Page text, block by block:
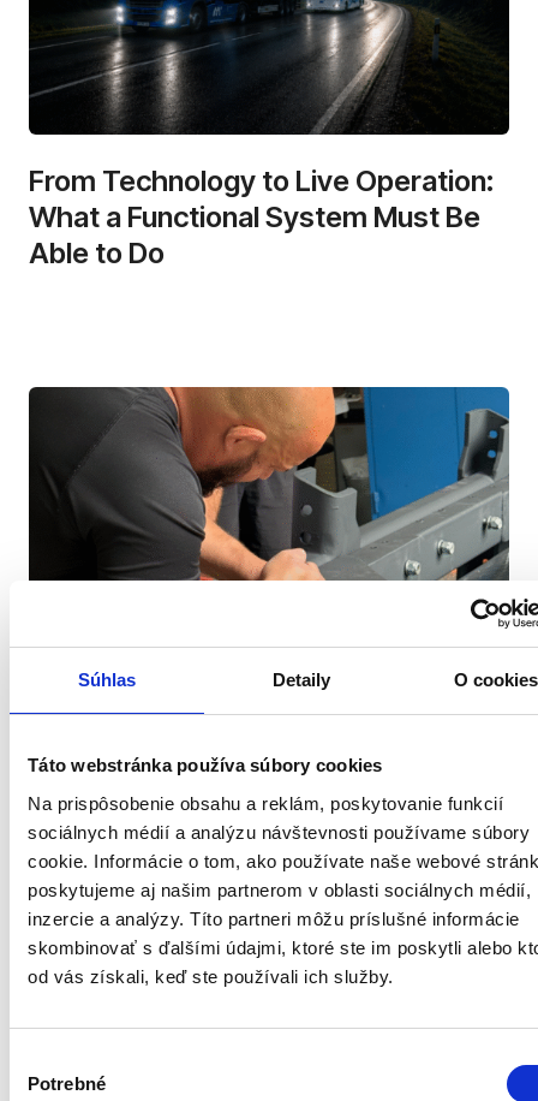
Súhlas Detaily O cookies
Táto webstránka používa súbory cookies
Na prispôsobenie obsahu a reklám, poskytovanie funkcií
sociálnych médií a analýzu návštevnosti používame súbory
cookie. Informácie o tom, ako používate naše webové
poskytujeme aj našim partnerom v oblasti sociálnych médií,
inzercie a analýzy. Títo partneri môžu príslušné informácie
skombinovať s ďalšími údajmi, ktoré ste im poskytli alebo
od vás získali, keď ste používali ich služby.
súhlasu
Potrebné
From Technology to Live Operation:
What a Functional System Must Be
Able to Do
When Technology Isn’t Enough: Why
Complex Technological Solutions
Require Systems Thinking